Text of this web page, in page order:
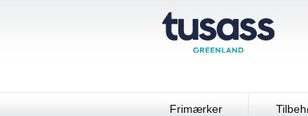
Frimærker